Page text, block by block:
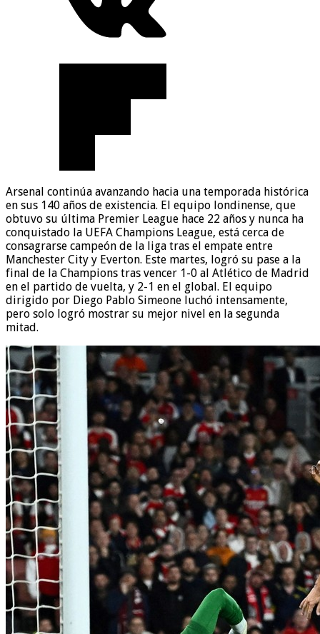
Arsenal continúa avanzando hacia una temporada histórica
en sus 140 años de existencia. El equipo londinense, que
obtuvo su última Premier League hace 22 años y nunca ha
conquistado la UEFA Champions League, está cerca de
consagrarse campeón de la liga tras el empate entre
Manchester City y Everton. Este martes, logró su pase a la
final de la Champions tras vencer 1-0 al Atlético de Madrid
en el partido de vuelta, y 2-1 en el global. El equipo
dirigido por Diego Pablo Simeone luchó intensamente,
pero solo logró mostrar su mejor nivel en la segunda
mitad.